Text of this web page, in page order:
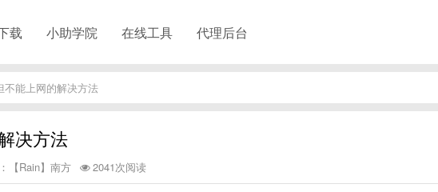
载 小助学院 在线工具 代理后台
不能上网的解决方法
决方法
【Rain】南方 2041次阅读